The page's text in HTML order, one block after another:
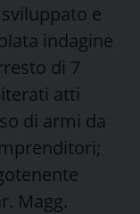
e
indagine
di 7
atti
di armi da
Magg.